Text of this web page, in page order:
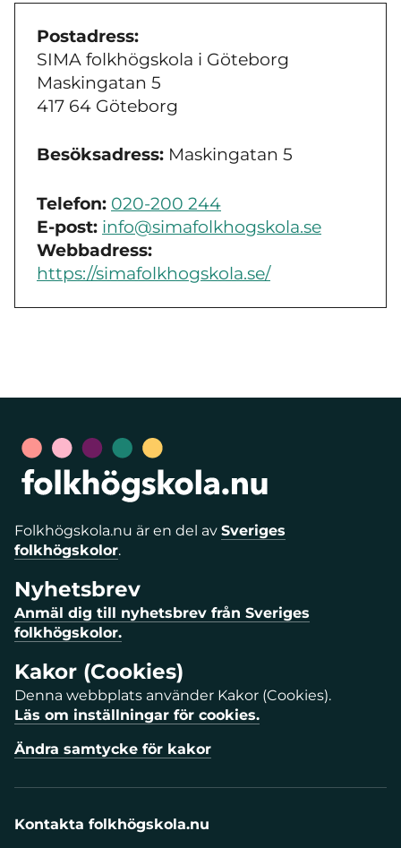
Postadress:
SIMA folkhögskola i Göteborg
Maskingatan 5
417 64 Göteborg
Besöksadress: Maskingatan 5
Telefon: 020-200 244
E-post: info@simafolkhogskola.se
Webbadress:
https://simafolkhogskola.se/
Folkhögskola.nu är en del av Sveriges
folkhögskolor.
Nyhetsbrev
Anmäl dig till nyhetsbrev från Sveriges
folkhögskolor.
Kakor (Cookies)
Denna webbplats använder Kakor (Cookies).
Läs om inställningar för cookies.
Ändra samtycke för kakor
Kontakta folkhögskola.nu